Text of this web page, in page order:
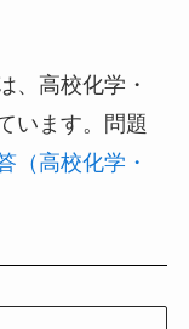
、高校化学・
います。問題
（高校化学・